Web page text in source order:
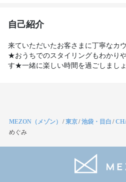
自己紹介
来ていただいたお客さまに丁寧なカ
★おうちでのスタイリングもわかり
す★一緒に楽しい時間を過ごしまし
MEZON（メゾン） /東京/池袋・目白 /
めぐみ